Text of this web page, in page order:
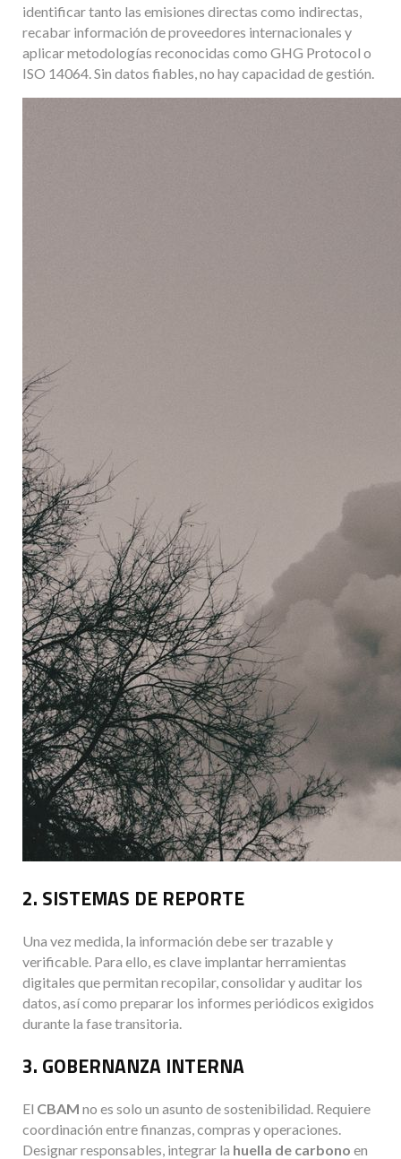
identificar tanto las emisiones directas como indirectas,
recabar información de proveedores internacionales y
aplicar metodologías reconocidas como GHG Protocol o
ISO 14064. Sin datos fiables, no hay capacidad de gestión.
2. SISTEMAS DE REPORTE
Una vez medida, la información debe ser trazable y
verificable. Para ello, es clave implantar herramientas
digitales que permitan recopilar, consolidar y auditar los
datos, así como preparar los informes periódicos exigidos
durante la fase transitoria.
3. GOBERNANZA INTERNA
El CBAM no es solo un asunto de sostenibilidad. Requiere
coordinación entre finanzas, compras y operaciones.
Designar responsables, integrar la huella de carbono en